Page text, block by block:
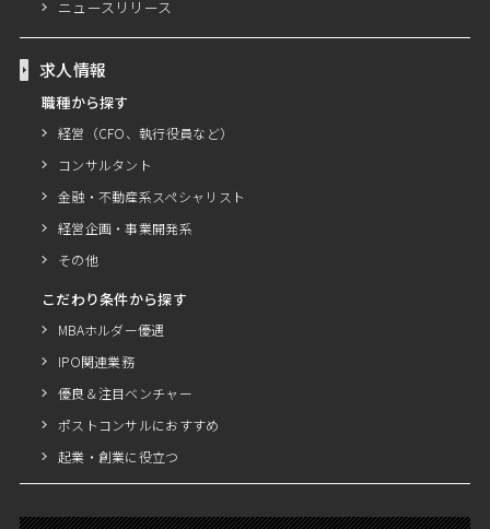
ニュースリリース
求人情報
職種から探す
経営（CFO、執行役員など）
コンサルタント
金融・不動産系スペシャリスト
経営企画・事業開発系
その他
こだわり条件から探す
MBAホルダー優遇
IPO関連業務
優良＆注目ベンチャー
ポストコンサルにおすすめ
起業・創業に役立つ